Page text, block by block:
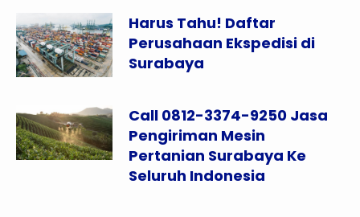
Harus Tahu! Daftar
Perusahaan Ekspedisi di
Surabaya
Call 0812-3374-9250 Jasa
Pengiriman Mesin
Pertanian Surabaya Ke
Seluruh Indonesia